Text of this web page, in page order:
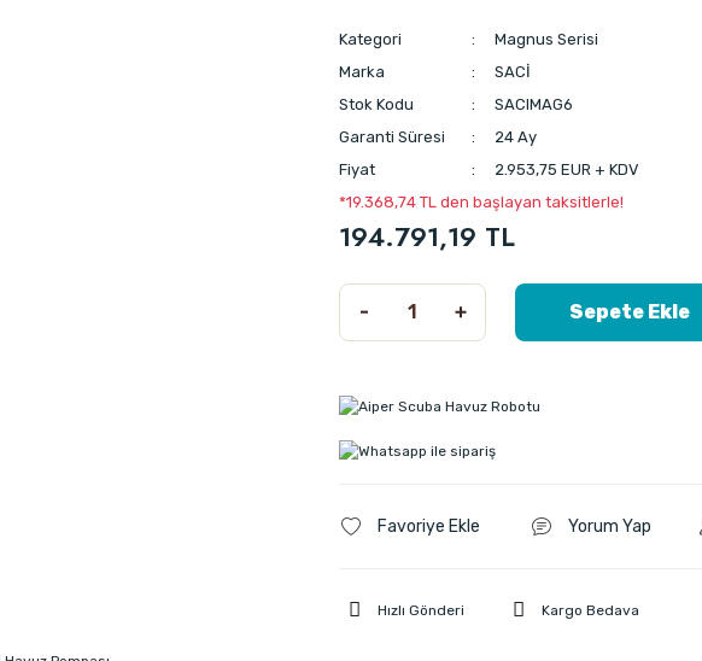
Kategori
Magnus Serisi
Marka
SACİ
Stok Kodu
SACIMAG6
Garanti Süresi
24 Ay
Fiyat
2.953,75 EUR + KDV
*19.368,74 TL den başlayan taksitlerle!
194.791,19 TL
Sepete Ekle
Yorum Yap
Hızlı Gönderi Kargo Bedava